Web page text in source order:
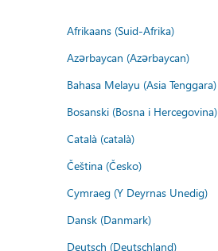
Afrikaans (Suid-Afrika)
Azərbaycan (Azərbaycan)
Bahasa Melayu (Asia Tenggara)
Bosanski (Bosna i Hercegovina)
Català (català)
Čeština (Česko)
Cymraeg (Y Deyrnas Unedig)
Dansk (Danmark)
Deutsch (Deutschland)